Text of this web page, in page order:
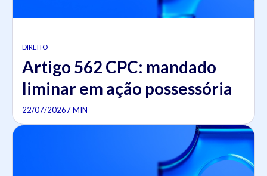
DIREITO
Artigo 562 CPC: mandado
liminar em ação possessória
22/07/20267 MIN